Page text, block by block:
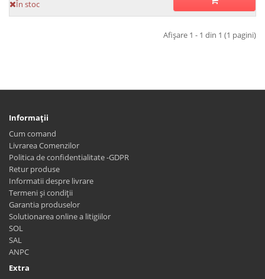
În stoc
Afişare 1 - 1 din 1 (1 pagini)
Informaţii
Cum comand
Livrarea Comenzilor
Politica de confidentialitate -GDPR
Retur produse
Informatii despre livrare
Termeni și condiții
Garantia produselor
Solutionarea online a litigiilor
SOL
SAL
ANPC
Extra